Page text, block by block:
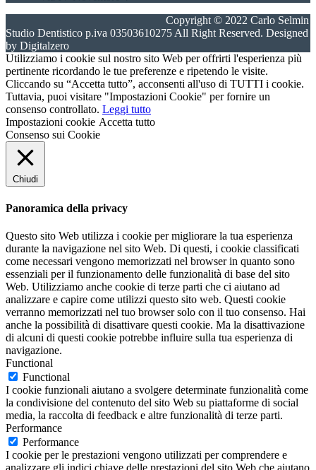
Copyright © 2022 Carlo Selmin
Studio Dentistico p.iva 03503610275 All Right Reserved. Designed
by Digitalzero
Utilizziamo i cookie sul nostro sito Web per offrirti l'esperienza più
pertinente ricordando le tue preferenze e ripetendo le visite.
Cliccando su “Accetta tutto”, acconsenti all'uso di TUTTI i cookie.
Tuttavia, puoi visitare "Impostazioni Cookie" per fornire un
consenso controllato. Leggi tutto
Impostazioni cookie Accetta tutto
Consenso sui Cookie
Chiudi
Panoramica della privacy
Questo sito Web utilizza i cookie per migliorare la tua esperienza
durante la navigazione nel sito Web. Di questi, i cookie classificati
come necessari vengono memorizzati nel browser in quanto sono
essenziali per il funzionamento delle funzionalità di base del sito
Web. Utilizziamo anche cookie di terze parti che ci aiutano ad
analizzare e capire come utilizzi questo sito web. Questi cookie
verranno memorizzati nel tuo browser solo con il tuo consenso. Hai
anche la possibilità di disattivare questi cookie. Ma la disattivazione
di alcuni di questi cookie potrebbe influire sulla tua esperienza di
navigazione.
Functional
Functional
I cookie funzionali aiutano a svolgere determinate funzionalità come
la condivisione del contenuto del sito Web su piattaforme di social
media, la raccolta di feedback e altre funzionalità di terze parti.
Performance
Performance
I cookie per le prestazioni vengono utilizzati per comprendere e
analizzare gli indici chiave delle prestazioni del sito Web che aiutano